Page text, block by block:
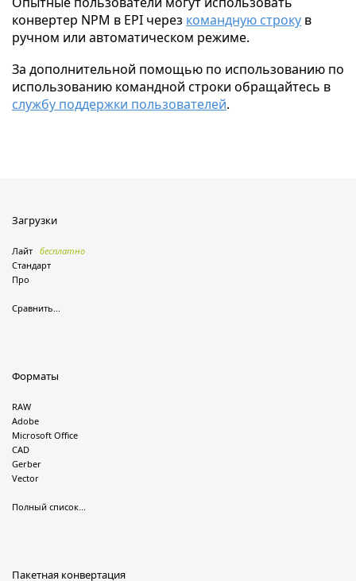
конвертер NPM в EPI через командную строку в
ручном или автоматическом режиме.
За дополнительной помощью по использованию по
использованию командной строки обращайтесь в
службу поддержки пользователей.
Загрузки
Лайт бесплатно
Стандарт
Про
Сравнить...
Форматы
RAW
Adobe
Microsoft Office
CAD
Gerber
Vector
Полный список...
Пакетная конвертация